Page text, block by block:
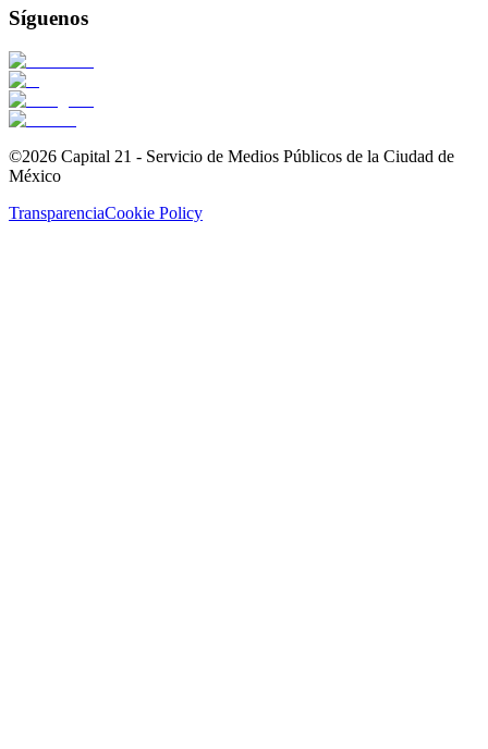
Síguenos
©2026 Capital 21 - Servicio de Medios Públicos de la Ciudad de
México
TransparenciaCookie Policy